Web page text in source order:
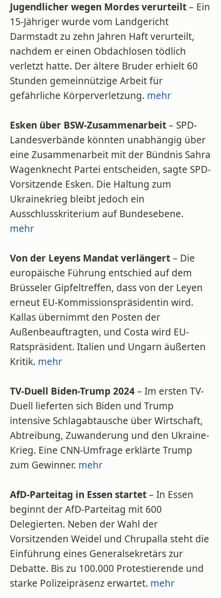
Jugendlicher wegen Mordes verurteilt– Ein
15-Jähriger wurde vom Landgericht
Darmstadt zu zehn Jahren Haft verurteilt,
nachdem er einen Obdachlosen tödlich
verletzt hatte. Der ältere Bruder erhielt 60
Stunden gemeinnützige Arbeit für
gefährliche Körperverletzung. mehr
Esken über BSW-Zusammenarbeit– SPD-
Landesverbände könnten unabhängig über
eine Zusammenarbeit mit der Bündnis Sahra
Wagenknecht Partei entscheiden, sagte SPD-
Vorsitzende Esken. Die Haltung zum
Ukrainekrieg bleibt jedoch ein
Ausschlusskriterium auf Bundesebene.
mehr
Von der Leyens Mandat verlängert– Die
europäische Führung entschied auf dem
Brüsseler Gipfeltreffen, dass von der Leyen
erneut EU-Kommissionspräsidentin wird.
Kallas übernimmt den Posten der
Außenbeauftragten, und Costa wird EU-
Ratspräsident. Italien und Ungarn äußerten
Kritik. mehr
TV-Duell Biden-Trump 2024– Im ersten TV-
Duell lieferten sich Biden und Trump
intensive Schlagabtausche über Wirtschaft,
Abtreibung, Zuwanderung und den Ukraine-
Krieg. Eine CNN-Umfrage erklärte Trump
zum Gewinner. mehr
AfD-Parteitag in Essen startet– In Essen
beginnt der AfD-Parteitag mit 600
Delegierten. Neben der Wahl der
Vorsitzenden Weidel und Chrupalla steht die
Einführung eines Generalsekretärs zur
Debatte. Bis zu 100.000 Protestierende und
starke Polizeipräsenz erwartet. mehr